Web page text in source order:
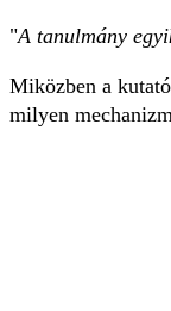
"A tanulmány
Miközben a
milyen